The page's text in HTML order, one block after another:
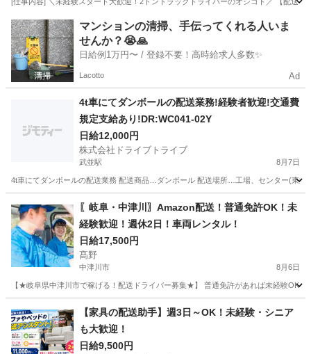
岐阜 美濃加茂市 ドライバー
マンションの清掃、手伝ってくれる人いま
せんか？😭🙏
日給例1万円〜 / 登録不要！高時給求人多数✨
Lacotto Ad
4t車にてダンボールの配送業務!経験者歓迎!交通費
規定支給あり!DR:WC041-02Y
日給12,000円
株式会社ドライブトライブ
武並駅 8月7日
4t車にてダンボールの配送業務 配送商品…ダンボール 配送場所…工場、センター(東
武並駅 ドライバー 給料
〖岐阜・中津川〗Amazon配送！普通免許OK！未
経験歓迎！週休2日！車両レンタル！
日給17,500円
髙野
中津川市 8月6日
【★岐阜県中津川市で稼げる！配送ドライバー募集★】 普通免許があれば未経験OK
ドライバー Amazon
【家具の配送助手】週3日～OK！未経験・シニア
も大歓迎！
日給9,500円